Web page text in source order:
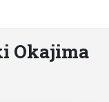
Okajima